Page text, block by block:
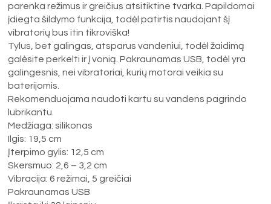
parenka režimus ir greičius atsitiktine tvarka. Papildomai
įdiegta šildymo funkcija, todėl patirtis naudojant šį
vibratorių bus itin tikroviška!
Tylus, bet galingas, atsparus vandeniui, todėl žaidimą
galėsite perkelti ir į vonią. Pakraunamas USB, todėl yra
galingesnis, nei vibratoriai, kurių motorai veikia su
baterijomis.
Rekomenduojama naudoti kartu su vandens pagrindo
lubrikantu.
Medžiaga: silikonas
Ilgis: 19,5 cm
Įterpimo gylis: 12,5 cm
Skersmuo: 2,6 – 3,2 cm
Vibracija: 6 režimai, 5 greičiai
Pakraunamas USB